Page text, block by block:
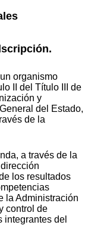
organismo
II del Título III de
y
del Estado,
de la
a través de la
los resultados
la Administración
control de
integrantes del